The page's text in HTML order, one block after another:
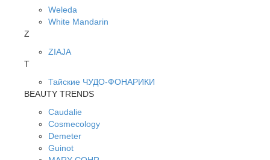
Weleda
White Mandarin
Z
ZIAJA
Т
Тайские ЧУДО-ФОНАРИКИ
BEAUTY TRENDS
Caudalie
Cosmecology
Demeter
Guinot